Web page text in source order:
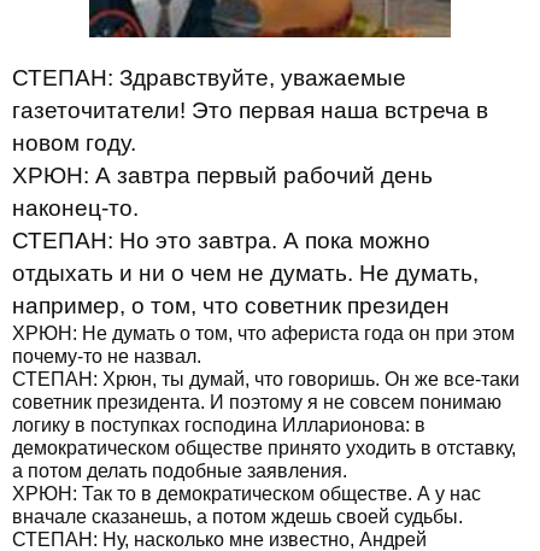
СТЕПАН: Здравствуйте, уважаемые
газеточитатели! Это первая наша встреча в
новом году.
ХРЮН: А завтра первый рабочий день
наконец-то.
СТЕПАН: Но это завтра. А пока можно
отдыхать и ни о чем не думать. Не думать,
например, о том, что советник президен
ХРЮН: Не думать о том, что афериста года он при этом
почему-то не назвал.
СТЕПАН: Хрюн, ты думай, что говоришь. Он же все-таки
советник президента. И поэтому я не совсем понимаю
логику в поступках господина Илларионова: в
демократическом обществе принято уходить в отставку,
а потом делать подобные заявления.
ХРЮН: Так то в демократическом обществе. А у нас
вначале сказанешь, а потом ждешь своей судьбы.
СТЕПАН: Ну, насколько мне известно, Андрей